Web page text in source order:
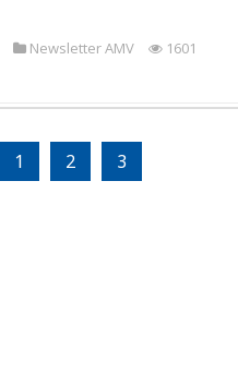
Newsletter AMV 1601
1 2 3